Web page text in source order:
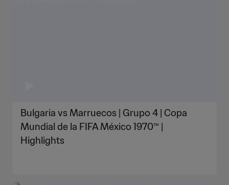
Bulgaria vs Marruecos | Grupo 4 | Copa
Mundial de la FIFA México 1970™ |
Highlights